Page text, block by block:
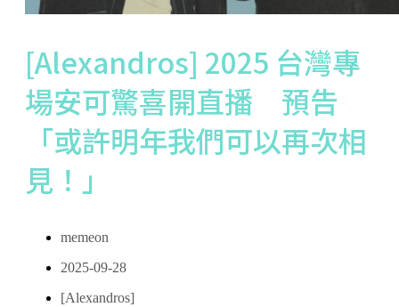
[Alexandros] 2025 台灣專
場安可驚喜開直播 預告
「或許明年我們可以再次相
見！」
memeon
2025-09-28
[Alexandros]